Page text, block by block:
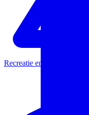
Recreatie en toerisme